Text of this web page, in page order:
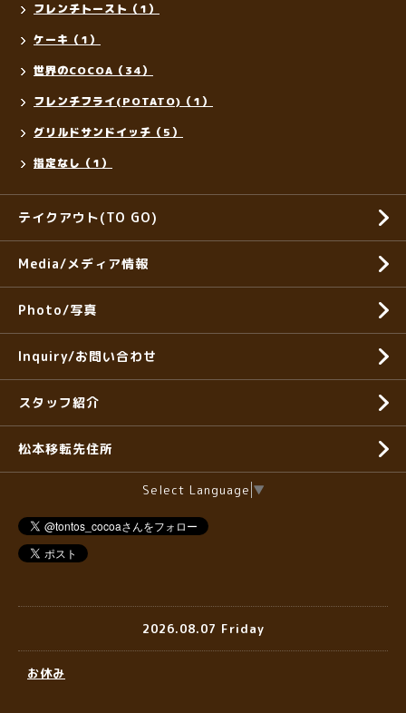
フレンチトースト（1）
ケーキ（1）
世界のCOCOA（34）
フレンチフライ(POTATO)（1）
グリルドサンドイッチ（5）
指定なし（1）
テイクアウト(TO GO)
Media/メディア情報
Photo/写真
Inquiry/お問い合わせ
スタッフ紹介
松本移転先住所
Select Language ▼
2026.08.07 Friday
お休み